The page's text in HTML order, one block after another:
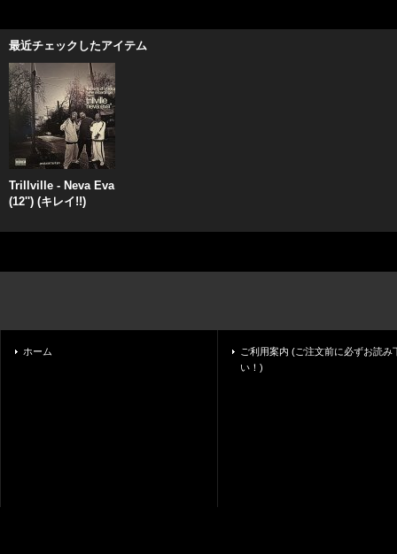
最近チェックしたアイテム
Trillville - Neva Eva
(12'') (キレイ!!)
ホーム
ご利用案内 (ご注文前に必ずお読み
い！)